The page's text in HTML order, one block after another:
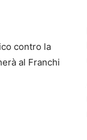
contro la
al Franchi